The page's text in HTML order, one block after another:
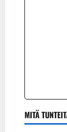
MITÄ